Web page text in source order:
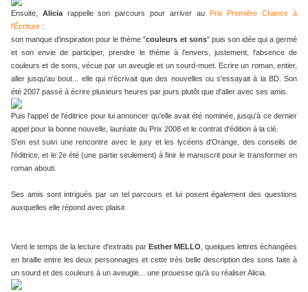
Ensuite, Aliciarappelle son parcours pour arriver au Prix Première Chance à
l'Écriture :
son manque d'inspiration pour le thème "couleurs et sons" puis son idée qui a germé
et son envie de participer, prendre le thème à l'envers, justement, l'absence de
couleurs et de sons, vécue par un aveugle et un sourd-muet. Ecrire un roman, entier,
aller jusqu'au bout... elle qui n'écrivait que des nouvelles ou s'essayait à la BD. Son
été 2007 passé à écrire plusieurs heures par jours plutôt que d'aller avec ses amis.
Puis l'appel de l'éditrice pour lui annoncer qu'elle avait été nominée, jusqu'à ce dernier
appel pour la bonne nouvelle, lauréate du Prix 2008 et le contrat d'édition à la clé.
S'en est suivi une rencontre avec le jury et les lycéens d'Orange, des conseils de
l'éditrice, et le 2e été (une partie seulement) à finir le manuscrit pour le transformer en
roman abouti.
Ses amis sont intrigués par un tel parcours et lui posent également des questions
auxquelles elle répond avec plaisir.
Vient le temps de la lecture d'extraits par Esther MELLO , quelques lettres échangées
en braille entre les deux personnages et cette très belle description des sons faite à
un sourd et des couleurs à un aveugle... une prouesse qu'à su réaliser Alicia.